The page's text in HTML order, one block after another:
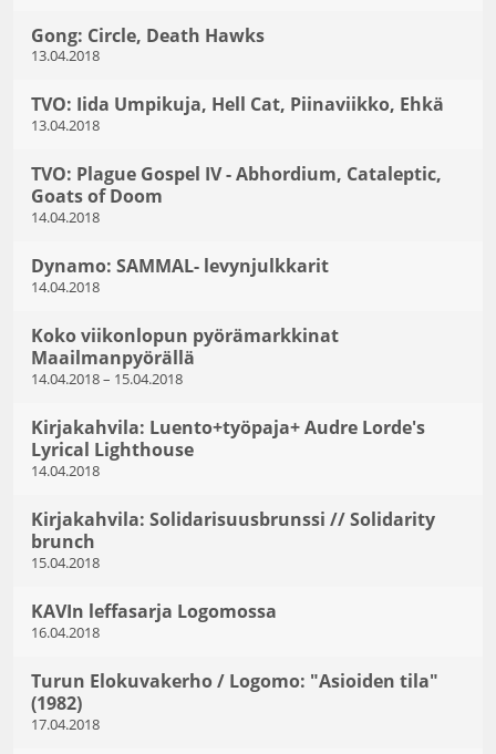
Gong: Circle, Death Hawks
13.04.2018
TVO: Iida Umpikuja, Hell Cat, Piinaviikko, Ehkä
13.04.2018
TVO: Plague Gospel IV - Abhordium, Cataleptic,
Goats of Doom
14.04.2018
Dynamo: SAMMAL- levynjulkkarit
14.04.2018
Koko viikonlopun pyörämarkkinat
Maailmanpyörällä
14.04.2018– 15.04.2018
Kirjakahvila: Luento+työpaja+ Audre Lorde's
Lyrical Lighthouse
14.04.2018
Kirjakahvila: Solidarisuusbrunssi // Solidarity
brunch
15.04.2018
KAVIn leffasarja Logomossa
16.04.2018
Turun Elokuvakerho / Logomo: "Asioiden tila"
(1982)
17.04.2018